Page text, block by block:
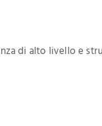
di alto livello e